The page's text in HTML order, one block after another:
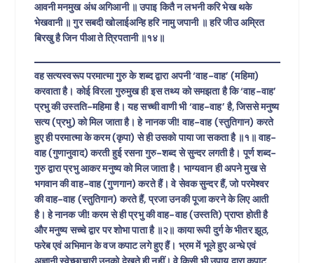
आवनी मनमुख अंध अगिआनी ॥ उपाइ कितै न लभनी करि भेख थके
भेखवानी ॥ गुर सबदी खोलाईअन्हि हरि नामु जपानी ॥ हरि जीउ अम्रित
बिरखु है जिन पीआ ते त्रिपतानी ॥१४॥
वह सत्यस्वरूप परमात्मा गुरु के शब्द द्वारा अपनी ‘वाह-वाह’ (महिमा)
करवाता है। कोई विरला गुरुमुख ही इस तथ्य को समझता है कि ‘वाह-वाह’
प्रभु की उस्तति-महिमा है। यह सच्ची वाणी भी ‘वाह-वाह’ है, जिससे मनुष्य
सत्य (प्रभु) को मिल जाता है। हे नानक जी! वाह-वाह (स्तुतिगान) करते
हुए ही परमात्मा के करम (कृपा) से ही उसको पाया जा सकता है ॥१॥ वाह-
वाह (गुणानुवाद) करती हुई रसना गुरु-शब्द से सुन्दर लगती है। पूर्ण शब्द-
गुरु द्वारा प्रभु आकर मनुष्य को मिल जाता है। भाग्यवान ही अपने मुख से
भगवान की वाह-वाह (गुणगान) करते हैं। वे सेवक सुन्दर हैं, जो परमेश्वर
की वाह-वाह (स्तुतिगान) करते हैं, प्रजा उनकी पूजा करने के लिए आती
है। हे नानक जी! करम से ही प्रभु की वाह-वाह (उस्तति) प्राप्त होती है
और मनुष्य सच्चे द्वार पर शोभा पाता है ॥२॥ काया रूपी दुर्ग के भीतर झूठ,
फरेब एवं अभिमान के वज कपाट लगे हुए हैं। भ्रम में भूले हुए अन्धे एवं